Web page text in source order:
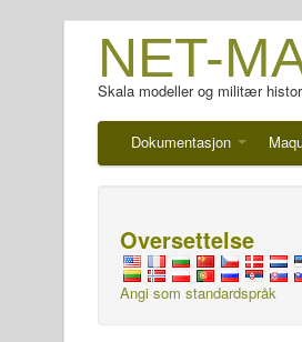
NET-
Skala modeller og militær
Dokumentasjon
Oversettelse
Angi som standardspråk